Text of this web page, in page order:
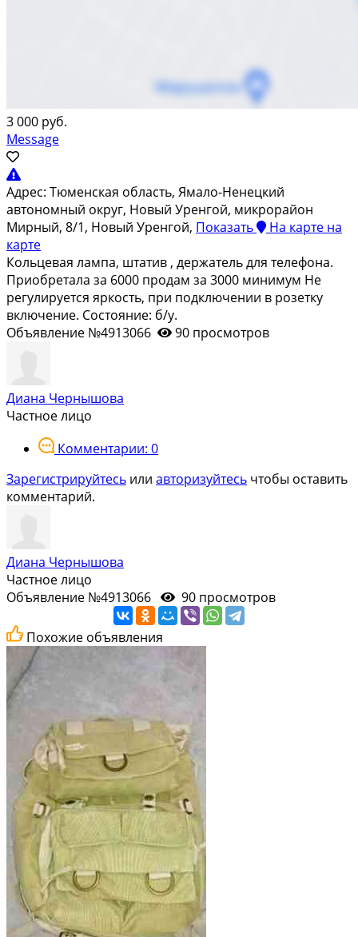
3 000 руб.
Message
Адрес: Тюменская область, Ямало-Ненецкий
автономный округ, Новый Уренгой, микрорайон
Мирный, 8/1, Новый Уренгой, Показать На карте на
карте
Кольцевая лампа, штатив , держатель для телефона.
Приобретала за 6000 продам за 3000 минимум Не
регулируется яркость, при подключении в розетку
включение. Состояние: б/у.
Объявление №4913066
90 просмотров
Диана Чернышова
Частное лицо
Комментарии: 0
Зарегистрируйтесь или авторизуйтесь чтобы оставить
комментарий.
Диана Чернышова
Частное лицо
Объявление №4913066
90 просмотров
Похожие объявления